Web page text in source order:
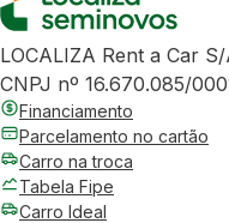
LOCALIZA Rent a Car
CNPJ nº 16.670.085/
Financiamento
Parcelamento no cartão
Carro na troca
Tabela Fipe
Carro Ideal